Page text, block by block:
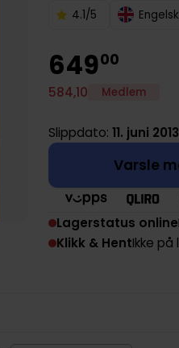
4.1/5 Engelsk
64900
584,10 Medlem
Slippdato:11. juni 2013
Varsle
Lagerstatus online
Klikk & HentIkke på